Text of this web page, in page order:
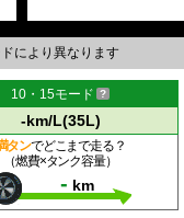
により異なります
10・15モード
-km/L(35L)
タンでどこまで走る？
（燃費×タンク容量）
- km